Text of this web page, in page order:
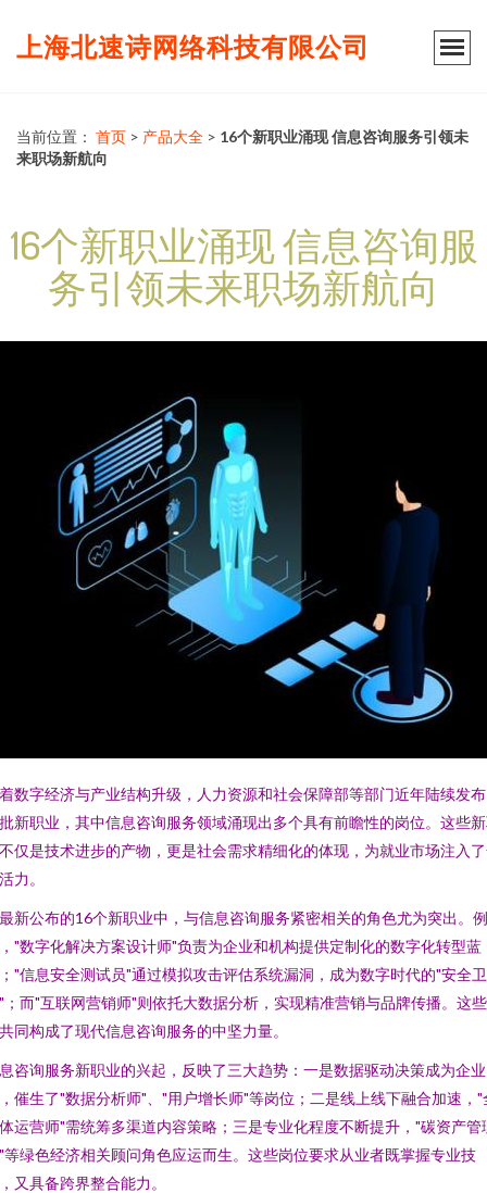
上海北速诗网络科技有限公司
当前位置： 首页 > 产品大全 > 16个新职业涌现 信息咨询服务引领未
来职场新航向
16个新职业涌现 信息咨询服
务引领未来职场新航向
数字经济与产业结构升级，人力资源和社会保障部等部门近年陆续发
新职业，其中信息咨询服务领域涌现出多个具有前瞻性的岗位。这些
仅是技术进步的产物，更是社会需求精细化的体现，为就业市场注入
力。
新公布的16个新职业中，与信息咨询服务紧密相关的角色尤为突出。例
"数字化解决方案设计师"负责为企业和机构提供定制化的数字化转型蓝
"信息安全测试员"通过模拟攻击评估系统漏洞，成为数字时代的"安全卫
；而"互联网营销师"则依托大数据分析，实现精准营销与品牌传播。这
同构成了现代信息咨询服务的中坚力量。
咨询服务新职业的兴起，反映了三大趋势：一是数据驱动决策成为企
催生了"数据分析师"、"用户增长师"等岗位；二是线上线下融合加速，"
运营师"需统筹多渠道内容策略；三是专业化程度不断提升，"碳资产管
等绿色经济相关顾问角色应运而生。这些岗位要求从业者既掌握专业技
又具备跨界整合能力。